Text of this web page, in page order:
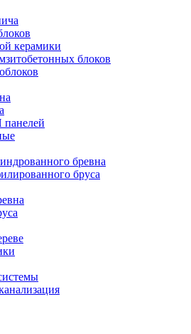
керамики
блоков
бревна
бруса